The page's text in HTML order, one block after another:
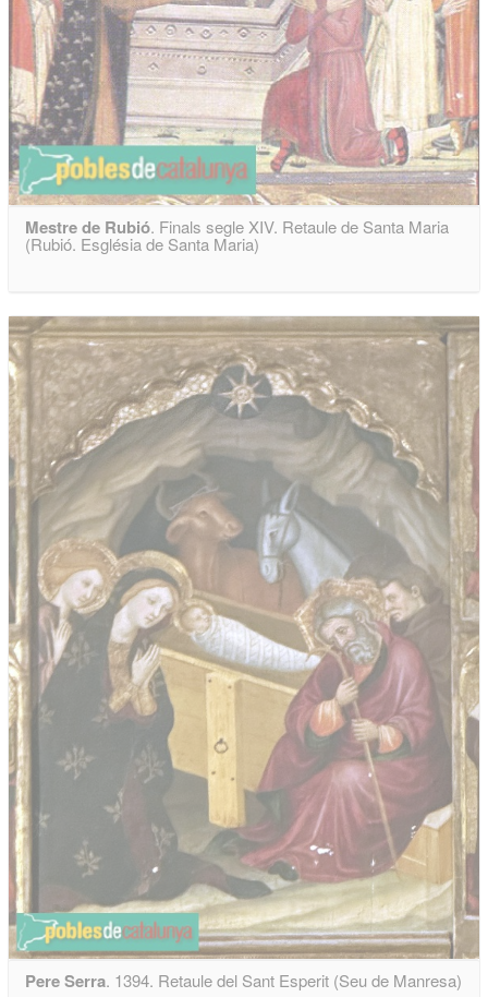
Mestre de Rubió. Finals segle XIV. Retaule de Santa Maria
(Rubió. Església de Santa Maria)
Pere Serra. 1394. Retaule del Sant Esperit (Seu de Manresa)